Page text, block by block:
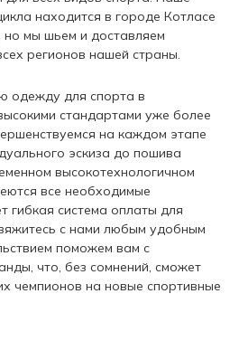
находится в городе Котласе
но мы шьем и доставляем
регионов нашей страны.
одежду для спорта в
стандартами уже более
на каждом этапе
эскиза до пошива
высокотехнологичном
все необходимые
гибкая система оплаты для
с нами любым удобным
поможем вам с
что, без сомнений, сможет
чемпионов на новые спортивные